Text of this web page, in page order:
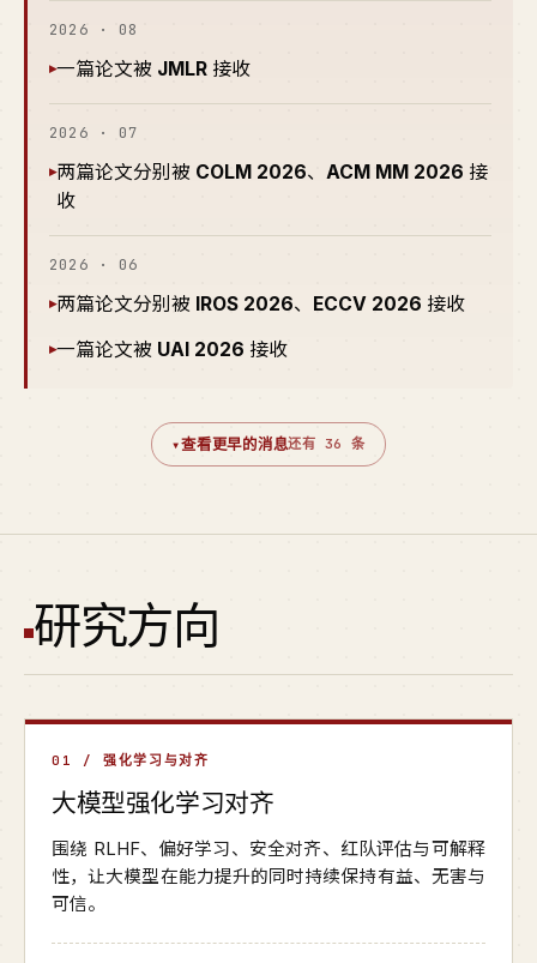
2026 · 08
▸一篇论文被 JMLR 接收
2026 · 07
▸两篇论文分别被 COLM 2026、 ACM MM 2026 接
收
2026 · 06
▸两篇论文分别被 IROS 2026、 ECCV 2026 接收
▸一篇论文被 UAI 2026 接收
▾查看更早的消息还有 36 条
研究方向
01 / 强化学习与对齐
大模型强化学习对齐
围绕 RLHF、偏好学习、安全对齐、红队评估与可解释
性，让大模型在能力提升的同时持续保持有益、无害与
可信。